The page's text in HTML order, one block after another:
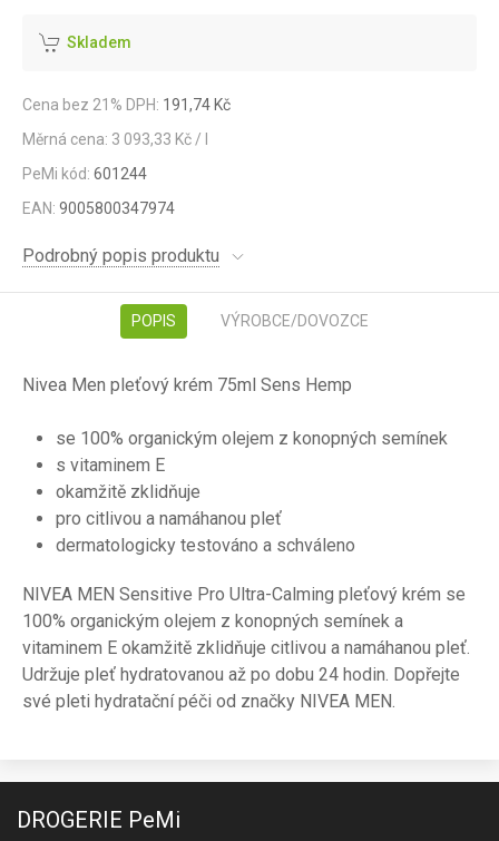
Skladem
Cena bez 21% DPH: 191,74 Kč
Měrná cena: 3 093,33 Kč / l
PeMi kód: 601244
EAN: 9005800347974
Podrobný popis produktu
POPIS VÝROBCE/DOVOZCE
Nivea Men pleťový krém 75ml Sens Hemp
se 100% organickým olejem z konopných semínek
s vitaminem E
okamžitě zklidňuje
pro citlivou a namáhanou pleť
dermatologicky testováno a schváleno
NIVEA MEN Sensitive Pro Ultra-Calming pleťový krém se
100% organickým olejem z konopných semínek a
vitaminem E okamžitě zklidňuje citlivou a namáhanou pleť.
Udržuje pleť hydratovanou až po dobu 24 hodin. Dopřejte
své pleti hydratační péči od značky NIVEA MEN.
DROGERIE PeMi